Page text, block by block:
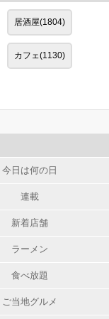
居酒屋(1804)
カフェ(1130)
今日は何の日
連載
新着店舗
ラーメン
食べ放題
ご当地グルメ